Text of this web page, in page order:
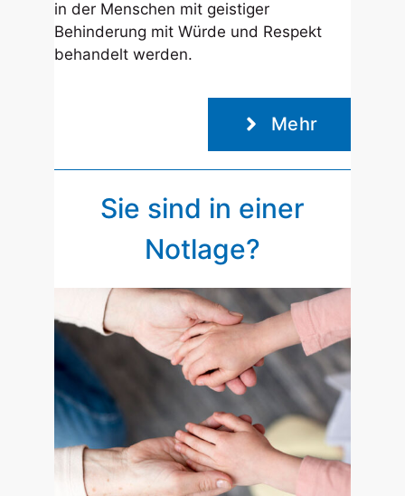
in der Menschen mit geistiger
Behinderung mit Würde und Respekt
behandelt werden.
Mehr
Sie sind in einer
Notlage?